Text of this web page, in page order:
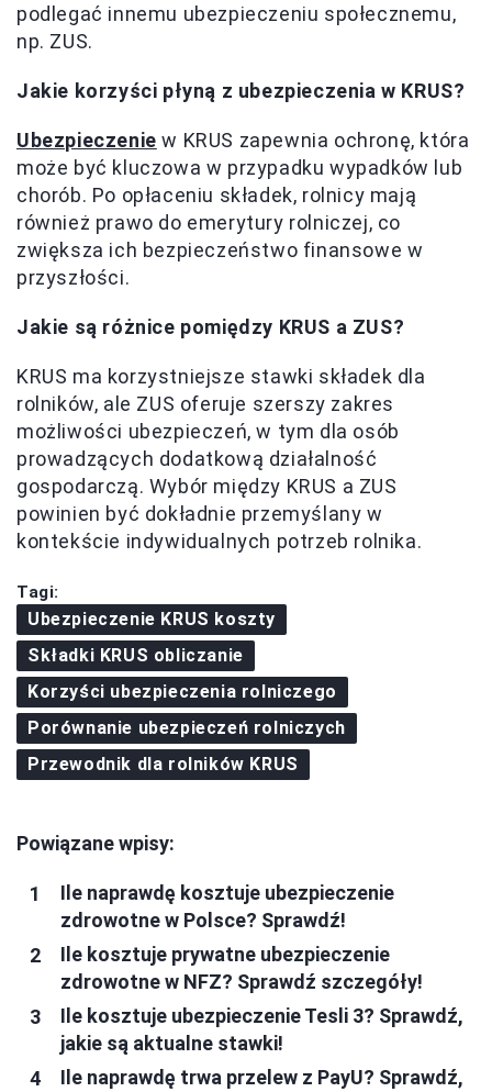
podlegać innemu ubezpieczeniu społecznemu,
np. ZUS.
Jakie korzyści płyną z ubezpieczenia w KRUS?
Ubezpieczenie w KRUS zapewnia ochronę, która
może być kluczowa w przypadku wypadków lub
chorób. Po opłaceniu składek, rolnicy mają
również prawo do emerytury rolniczej, co
zwiększa ich bezpieczeństwo finansowe w
przyszłości.
Jakie są różnice pomiędzy KRUS a ZUS?
KRUS ma korzystniejsze stawki składek dla
rolników, ale ZUS oferuje szerszy zakres
możliwości ubezpieczeń, w tym dla osób
prowadzących dodatkową działalność
gospodarczą. Wybór między KRUS a ZUS
powinien być dokładnie przemyślany w
kontekście indywidualnych potrzeb rolnika.
Tagi:
Ubezpieczenie KRUS koszty
Składki KRUS obliczanie
Korzyści ubezpieczenia rolniczego
Porównanie ubezpieczeń rolniczych
Przewodnik dla rolników KRUS
Powiązane wpisy:
Ile naprawdę kosztuje ubezpieczenie
zdrowotne w Polsce? Sprawdź!
Ile kosztuje prywatne ubezpieczenie
zdrowotne w NFZ? Sprawdź szczegóły!
Ile kosztuje ubezpieczenie Tesli 3? Sprawdź,
jakie są aktualne stawki!
Ile naprawdę trwa przelew z PayU? Sprawdź,